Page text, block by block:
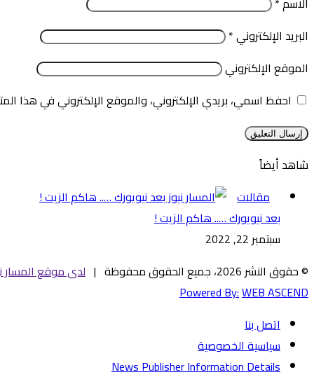
البريد الإلكتروني*
الموقع الإلكتروني
احفظ اسمي، بريدي الإلكتروني، والموقع الإلكتروني في هذا
شاهد أيضاً
مقالات
بعد نيويورك ….. هاكم الزيت !
سبتمبر 22, 2022
© حقوق النشر 2026، جميع الحقوق محفوظة |
لدى موقع المسار
Powered By:WEB ASCEND
اتصل بنا
سياسية الخصوصية
News Publisher Information Details